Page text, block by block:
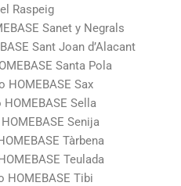
Raspeig
Sanet y Negrals
Sant Joan d’Alacant
Santa Pola
HOMEBASE Sax
Sella
Senija
Tàrbena
Teulada
HOMEBASE Tibi